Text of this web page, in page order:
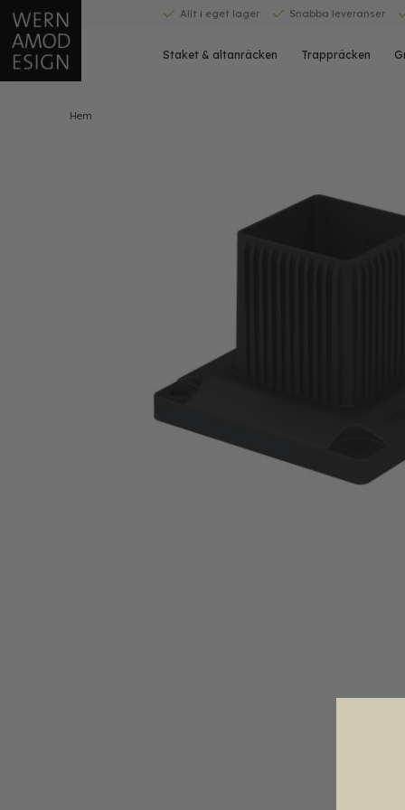
Skip
content
Allt i eget lager Snabba leveranser
Staket & altanräcken Trappräcken
Hem